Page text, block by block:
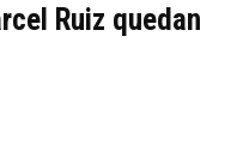
Ruiz quedan